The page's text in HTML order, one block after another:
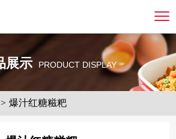
展示 PRODUCT DISPLAY
> 爆汁红糖糍粑